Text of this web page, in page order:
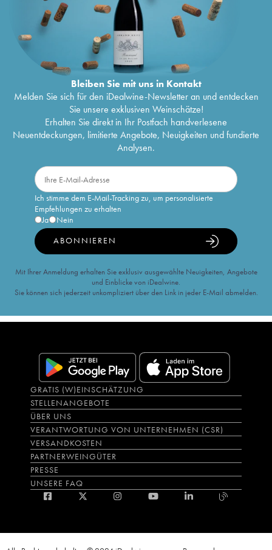
Bleiben Sie mit uns in Kontakt
Melden Sie sich für den iDealwine-Newsletter an und entdecken
Sie unsere exklusiven Weinschätze!
Erhalten Sie direkt in Ihr Postfach handverlesene
Neuentdeckungen, limitierte Angebote, Neuigkeiten und fundierte
Analysen.
Ich stimme dem E-Mail-Tracking zu, um personalisierte
Empfehlungen zu erhalten
Ja
Nein
ABONNIEREN
Mit Ihrer Anmeldung erhalten Sie exklusiv ausgewählte Neuigkeiten, Angebote
und Einblicke von iDealwine.
Sie können sich jederzeit unkompliziert über den Link in jeder E-Mail abmelden.
GRATIS (W)EINSCHÄTZUNG
STELLENANGEBOTE
ÜBER UNS
VERANTWORTUNG VON UNTERNEHMEN (CSR)
VERSANDKOSTEN
PARTNERWEINGÜTER
PRESSE
UNSERE FAQ